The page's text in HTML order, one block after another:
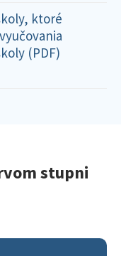
ktoré
(PDF)
stupni